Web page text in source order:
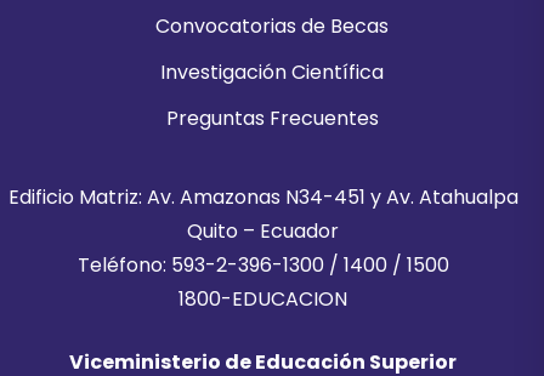
Convocatorias de Becas
Investigación Científica
Preguntas Frecuentes
Edificio Matriz: Av. Amazonas N34-451 y Av. Atahualpa
Quito – Ecuador
Teléfono: 593-2-396-1300 / 1400 / 1500
1800-EDUCACION
Viceministerio de Educación Superior